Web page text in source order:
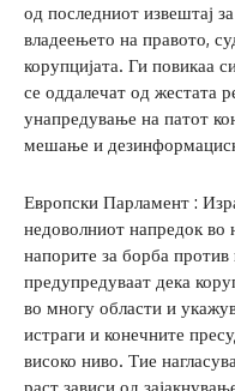
од последниот извештај
владеењето на правото,
корупцијата. Ги повикаа
се оддалечат од жестата
унапредување на патот
мешање и
Европски Парламент :
недоволниот напредок во
напорите за борба против
предупредуваат дека
во многу области и
истраги и конечните
високо ниво. Тие